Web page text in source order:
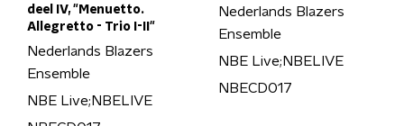
deel IV, "Menuetto.
Allegretto - Trio I-II"
Nederlands Blazers
Ensemble
NBE Live;NBELIVE
Nederlands Blazers
Ensemble
NBE Live;NBELIVE
NBECD017